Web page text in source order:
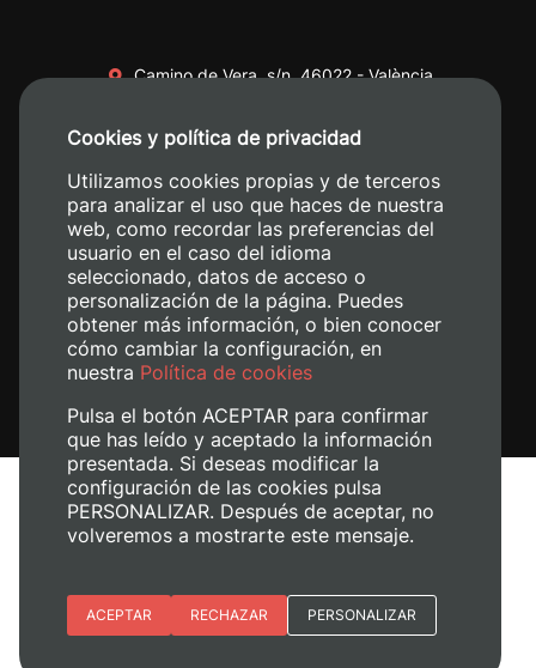
Camino de Vera, s/n. 46022 - València
+34 620 04 00 50
Avís legal
Política de cookies
Gestiona les galetes
Cookies y política de privacidad
Utilizamos cookies propias y de terceros
para analizar el uso que haces de nuestra
web, como recordar las preferencias del
usuario en el caso del idioma
seleccionado, datos de acceso o
personalización de la página. Puedes
obtener más información, o bien conocer
cómo cambiar la configuración, en
nuestra Política de cookies
Pulsa el botón ACEPTAR para confirmar
que has leído y aceptado la información
presentada. Si deseas modificar la
configuración de las cookies pulsa
PERSONALIZAR. Después de aceptar, no
volveremos a mostrarte este mensaje.
Esenciales
ACEPTAR RECHAZAR PERSONALIZAR